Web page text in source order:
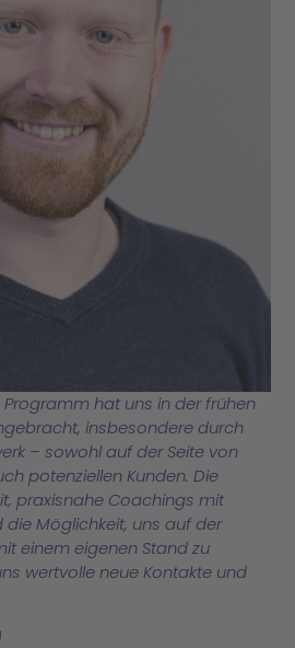
Programm hat uns in der frühen
insbesondere durch
– sowohl auf der Seite von
potenziellen Kunden. Die
praxisnahe Coachings mit
Möglichkeit, uns auf der
einem eigenen Stand zu
wertvolle neue Kontakte und